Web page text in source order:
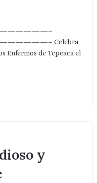
———————–
Celebra
Enfermos de Tepeaca el
y